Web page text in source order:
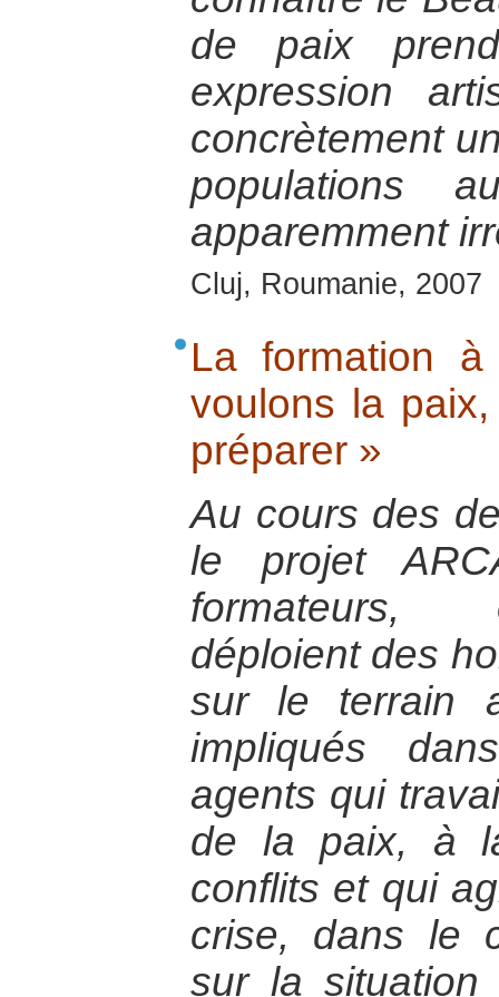
de paix prend
expression
concrètement
populations
apparemment
Cluj, Roumanie, 2007
La formation
voulons la
préparer »
Au cours des
le projet
formateurs,
déploient des
sur le terrain
impliqués
agents qui
de la paix, à
conflits et qui
crise, dans le
sur la